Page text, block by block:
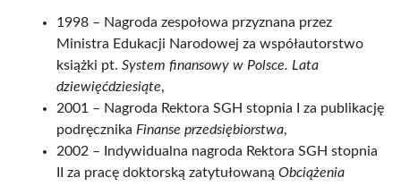
1998 – Nagroda zespołowa przyznana przez
Ministra Edukacji Narodowej za współautorstwo
książki pt. System finansowy w Polsce. Lata
dziewięćdziesiąte,
2001 – Nagroda Rektora SGH stopnia I za publikację
podręcznika Finanse przedsiębiorstwa,
2002 – Indywidualna nagroda Rektora SGH stopnia
II za pracę doktorską zatytułowaną Obciążenia